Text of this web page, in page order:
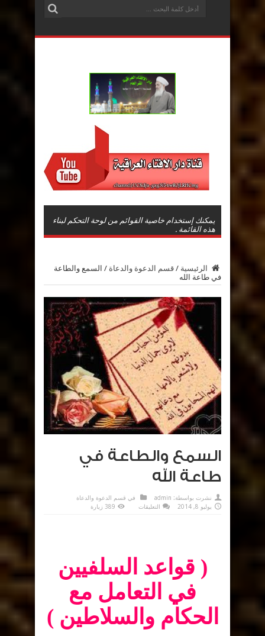
يمكنك إستخدام خاصية القوائم من لوحة التحكم لبناء
هذه القائمة .
الرئيسية / قسم الدعوة والدعاة / السمع والطاعة
في طاعة الله
السمع والطاعة في
طاعة الله
نشرت بواسطة: admin في قسم الدعوة والدعاة
يوليو 8, 2014
التعليقات 389 زيارة
( قواعد السلفيين
في التعامل مع
الحكام والسلاطين )